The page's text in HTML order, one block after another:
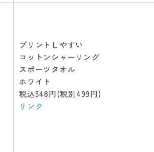
プリントしやすい
コットンシャーリング
スポーツタオル
ホワイト
税込548円(税別499円)
リンク